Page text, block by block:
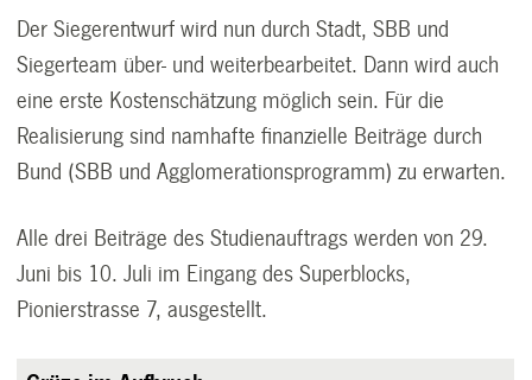
Der Siegerentwurf wird nun durch Stadt, SBB und
Siegerteam über- und weiterbearbeitet. Dann wird auch
eine erste Kostenschätzung möglich sein. Für die
Realisierung sind namhafte finanzielle Beiträge durch
Bund (SBB und Agglomerationsprogramm) zu erwarten.
Alle drei Beiträge des Studienauftrags werden von 29.
Juni bis 10. Juli im Eingang des Superblocks,
Pionierstrasse 7, ausgestellt.